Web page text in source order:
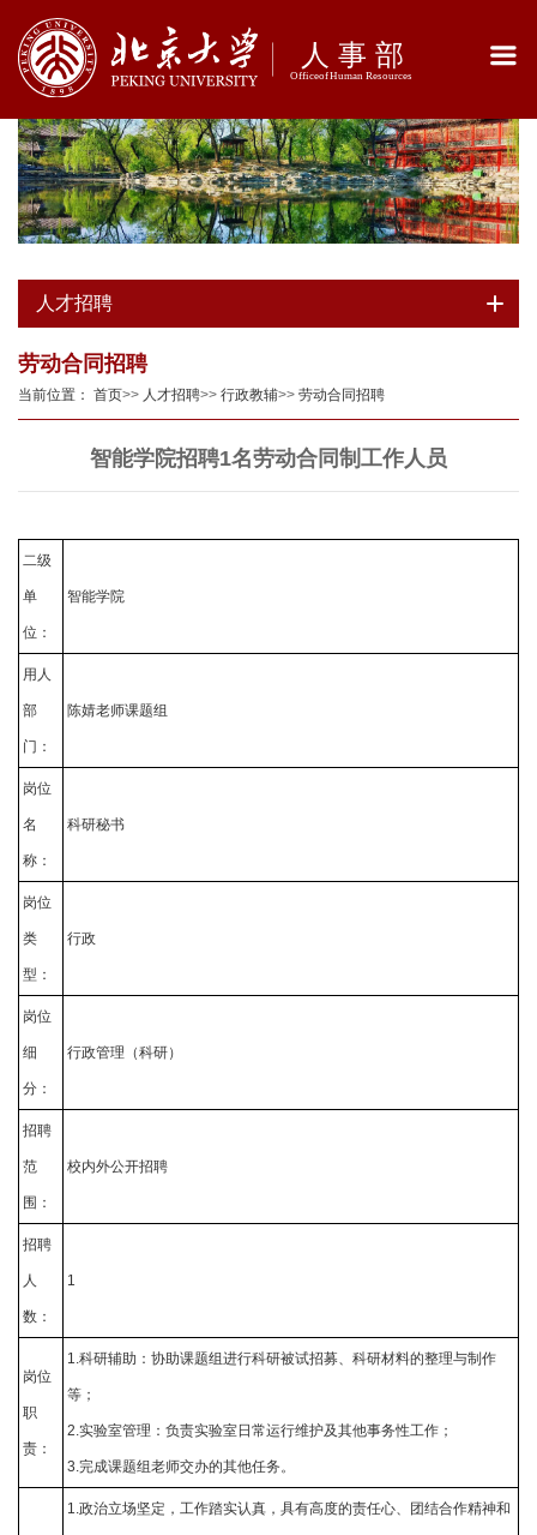
人才招聘
劳动合同招聘
当前位置： 首页>> 人才招聘>> 行政教辅>> 劳动合同招聘
智能学院招聘1名劳动合同制工作人员
二级
单
位：
智能学院
用人
部
门：
陈婧老师课题组
岗位
名
称：
科研秘书
岗位
类
型：
行政
岗位
细
分：
行政管理（科研）
招聘
范
围：
校内外公开招聘
招聘
人
数：
1
岗位
职
责：
1.科研辅助：协助课题组进行科研被试招募、科研材料的整理与制作
等；
2.实验室管理：负责实验室日常运行维护及其他事务性工作；
3.完成课题组老师交办的其他任务。
1.政治立场坚定，工作踏实认真，具有高度的责任心、团结合作精神和